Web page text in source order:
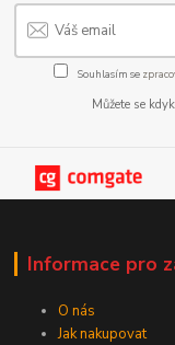
Souhlasím se
Můžete se
Informace pro
O nás
Jak nakupovat